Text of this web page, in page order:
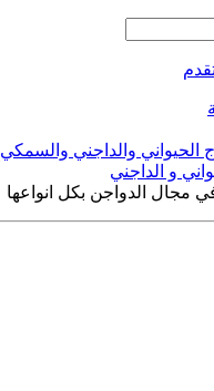
الحيواني والداجني والسمكي
و الداجني
مجال الدواجن بكل انواعها